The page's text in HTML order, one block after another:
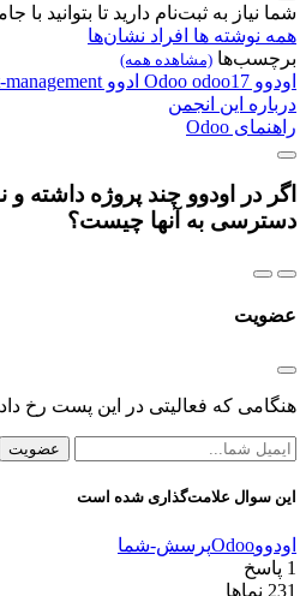
شما نیاز به ثبت‌نام دارید تا بتوانید با
همه نوشته ها افراد نشان‌ها
برچسب‌ها (مشاهده همه)
اودوو Odoo odoo17 ادوو
درباره این انجمن
راهنمای Odoo
اگر در اودوو چند پروژه داشته و
دسترسی به آنها چیست؟
عضویت
هنگامی که فعالیتی در این پست رخ
عضویت
این سوال علامت‌گذاری شده است
اودووOdooپرسش-شما
1 پاسخ
231 نماها